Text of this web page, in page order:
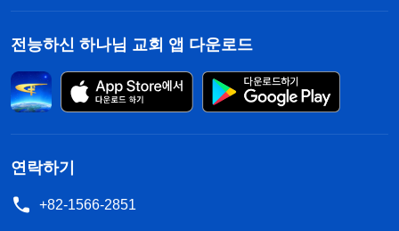
전능하신 하나님 교회 앱 다운로드
연락하기
+82-1566-2851